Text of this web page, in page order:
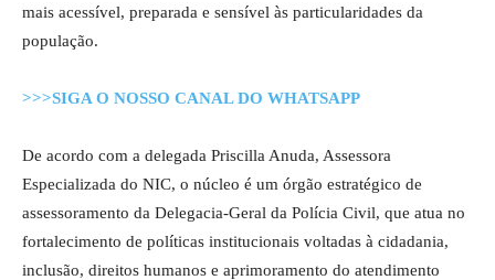
mais acessível, preparada e sensível às particularidades da
população.
>>>SIGA O NOSSO CANAL DO WHATSAPP
De acordo com a delegada Priscilla Anuda, Assessora
Especializada do NIC, o núcleo é um órgão estratégico de
assessoramento da Delegacia-Geral da Polícia Civil, que atua no
fortalecimento de políticas institucionais voltadas à cidadania,
inclusão, direitos humanos e aprimoramento do atendimento